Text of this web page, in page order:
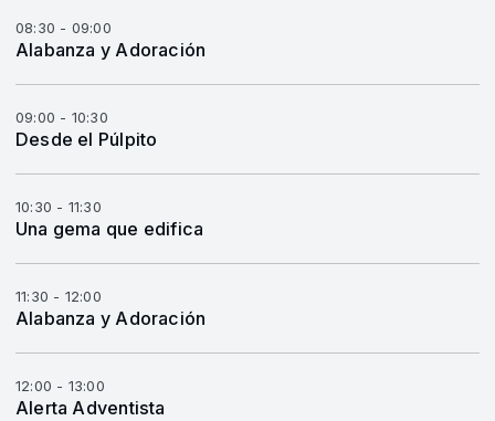
08:30 - 09:00
Alabanza y Adoración
09:00 - 10:30
Desde el Púlpito
10:30 - 11:30
Una gema que edifica
11:30 - 12:00
Alabanza y Adoración
12:00 - 13:00
Alerta Adventista